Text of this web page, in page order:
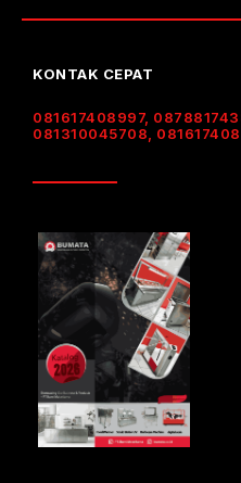
KONTAK CEPAT
081617408997,
081310045708,